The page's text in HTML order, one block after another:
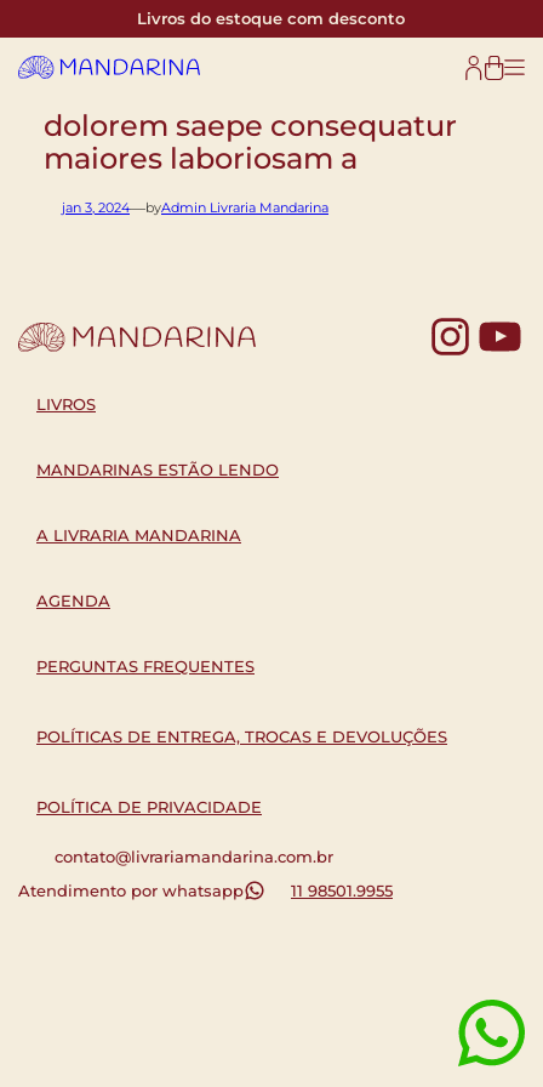
para
conteúdo
Livros do estoque com desconto
dolorem saepe consequatur
maiores laboriosam a
jan 3, 2024—byAdmin Livraria Mandarina
LIVROS
MANDARINAS ESTÃO LENDO
A LIVRARIA MANDARINA
AGENDA
PERGUNTAS FREQUENTES
POLÍTICAS DE ENTREGA, TROCAS E DEVOLUÇÕES
POLÍTICA DE PRIVACIDADE
contato@livrariamandarina.com.br
Atendimento por whatsapp
11 98501.9955